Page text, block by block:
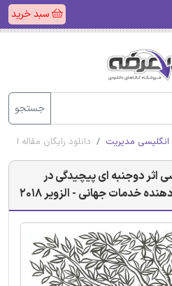
سبد خرید
جستجو
انگلیسی مدیریت دانلود رایگان مقاله
اثر دوجنبه ای پیچیدگی در
خدمات جهانی - الزویر 2018